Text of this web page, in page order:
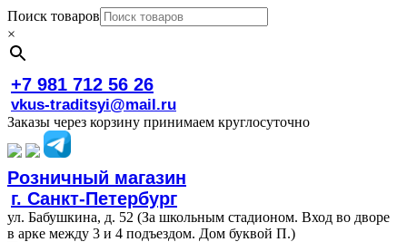
Поиск товаров
×
+7 981 712 56 26
vkus-traditsyi@mail.ru
Заказы через корзину принимаем круглосуточно
Розничный магазин
г. Санкт-Петербург
ул. Бабушкина, д. 52 (За школьным стадионом. Вход во дворе
в арке между 3 и 4 подъездом. Дом буквой П.)